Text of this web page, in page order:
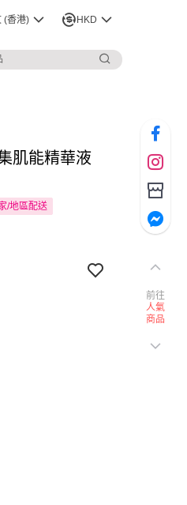
(香港) HKD
肌能精華液
/地區配送
前往
人氣
商品